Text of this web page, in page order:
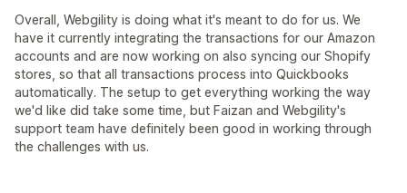
Overall, Webgility is doing what it's meant to do for us. We
have it currently integrating the transactions for our Amazon
accounts and are now working on also syncing our Shopify
stores, so that all transactions process into Quickbooks
automatically. The setup to get everything working the way
we'd like did take some time, but Faizan and Webgility's
support team have definitely been good in working through
the challenges with us.